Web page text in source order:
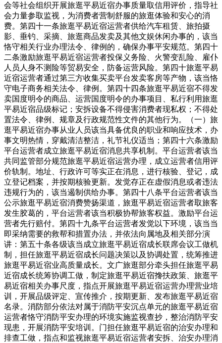
会等社会组织开展旅逛平易近宿办事质量取信用评价，指导社
会力量参取监视，为消费者营制舒服的旅逛体验和安心的消
费。第四十一条旅逛平易近宿运营者供给汽车租赁、旅拍摄
影、垂钓、采摘、旅逛商品发卖及其他文娱休闲办事的，该当
恪守相关行业办理法令、律例的，确保办事平安规范。第四十
二条激励旅逛平易近宿运营者投保义务险、火警变乱险、雇仆
人员人身不测险等贸易安全，防备运营风险。第四十旅逛平易
近宿运营者通过第三方收集买卖平台发卖客房等产物，该当恪
守电子商务相关法令、律例。第四十四条旅逛平易近宿不得发
卖国度明令的商品、运营国度明令的办事项目、私行利用旅逛
平易近宿品级标记；安拆设备不得侵害消费者现私权；不得处
置法令、律例、规章及行政规范性文件的其他行为。（一）旅
逛平易近宿办事从业人员该当具备优良的职业和响应技术，办
事文明热情，穿戴清洁整洁，礼节礼仪适当；第四十六条激励
平台运营者成立旅逛平易近宿消息共享机制。平台运营者该当
共同监管部分规范旅逛平易近宿运营办理，成立运营者信用评
价轨制。地址、行政许可等实正在消息，进行核验、登记，成
立登记档案，并按期核验更新。发觉存正在虚假消息或者违法
违规行为的，该当遏制供给办事。第四十八条平台运营者该当
公示旅逛平易近宿消费赞扬渠道，旅逛平易近宿运营者取旅客
发生胶葛的，平台运营者该当积极协帮旅客权益。激励平台运
营者先行赔付。第四十九条平台运营者发觉以下环境，该当当
即采纳需要的救帮和措置办法，并依法向属地及相关部分演
讲：第五十条各级该当成立旅逛平易近宿成长联席会议工做机
制，担任旅逛平易近宿成长问题决策以及协调处置，统筹推进
旅逛平易近宿业高质量成长。文广旅逛部分牵头担任旅逛平易
近宿成长统筹协调工做，制定旅逛平易近宿搀扶政策、旅逛平
易近宿相关办事尺度，指点开展旅逛平易近宿运营办理营业培
训，开展品级评定、宣传推介，按期更新、发布旅逛平易近宿
名录。消防部分依法对属于消防平安沉点单元的旅逛平易近宿
运营者恪守消防平安办理的环境实施监视查抄，整治消防平安
现患，开展消防平安培训。门担任旅逛平易近宿的治安办理和
排查工做，指点和监视旅逛平易近宿运营者安拆、治安办理消